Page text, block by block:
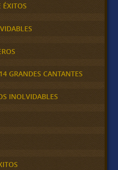
ÉXITOS
GRANDES CANTANTES
INOLVIDABLES